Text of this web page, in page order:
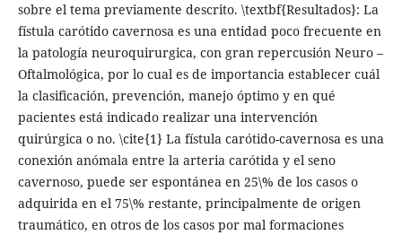
sobre el tema previamente descrito. \textbf{Resultados}: La
fístula carótido cavernosa es una entidad poco frecuente en
la patología neuroquirurgica, con gran repercusión Neuro –
Oftalmológica, por lo cual es de importancia establecer cuál
la clasificación, prevención, manejo óptimo y en qué
pacientes está indicado realizar una intervención
quirúrgica o no. \cite{1} La fístula carótido-cavernosa es una
conexión anómala entre la arteria carótida y el seno
cavernoso, puede ser espontánea en 25\% de los casos o
adquirida en el 75\% restante, principalmente de origen
traumático, en otros de los casos por mal formaciones